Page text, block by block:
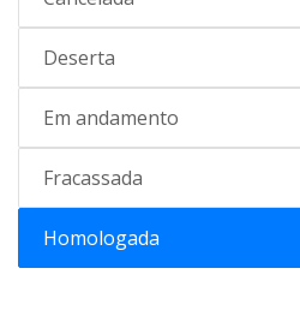
Deserta
Em andamento
Fracassada
Homologada